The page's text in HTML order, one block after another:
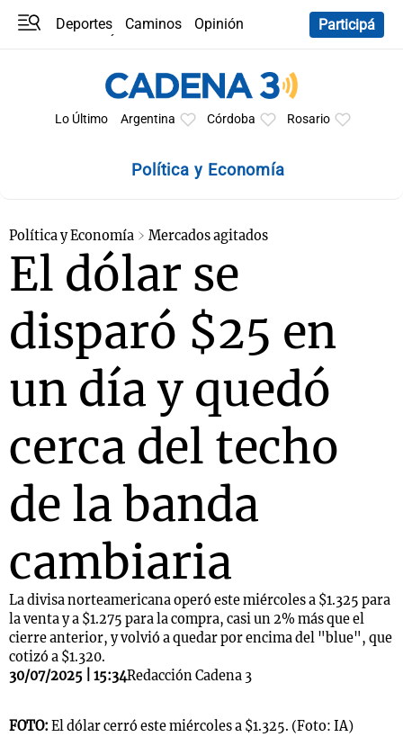
Deportes Caminos
Opinión
Participá
Lo Último Argentina Córdoba Rosario
Política y Economía
Política y Economía Mercados agitados
El dólar se
disparó $25 en
un día y quedó
cerca del techo
de la banda
cambiaria
La divisa norteamericana operó este miércoles a $1.325 para
la venta y a $1.275 para la compra, casi un 2% más que el
cierre anterior, y volvió a quedar por encima del "blue", que
cotizó a $1.320.
30/07/2025 | 15:34Redacción Cadena 3
FOTO: El dólar cerró este miércoles a $1.325. (Foto: IA)